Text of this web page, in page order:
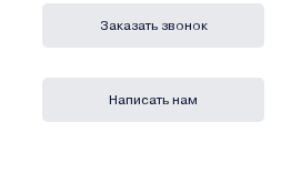
Заказать звонок
Написать нам